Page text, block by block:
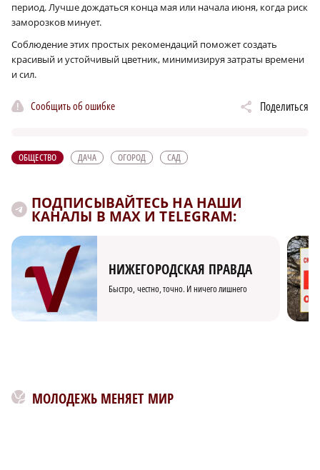
период. Лучше дождаться конца мая или начала июня, когда риск
заморозков минует.
Соблюдение этих простых рекомендаций поможет создать
красивый и устойчивый цветник, минимизируя затраты времени
и сил.
Сообщить об ошибке Поделиться
ОБЩЕСТВО ДАЧА ОГОРОД САД
ПОДПИСЫВАЙТЕСЬ НА НАШИ
КАНАЛЫ В MAX И TELEGRAM:
НИЖЕГОРОДСКАЯ ПРАВДА
Быстро, честно, точно. И ничего лишнего
МОЛОДЕЖЬ МЕНЯЕТ МИР